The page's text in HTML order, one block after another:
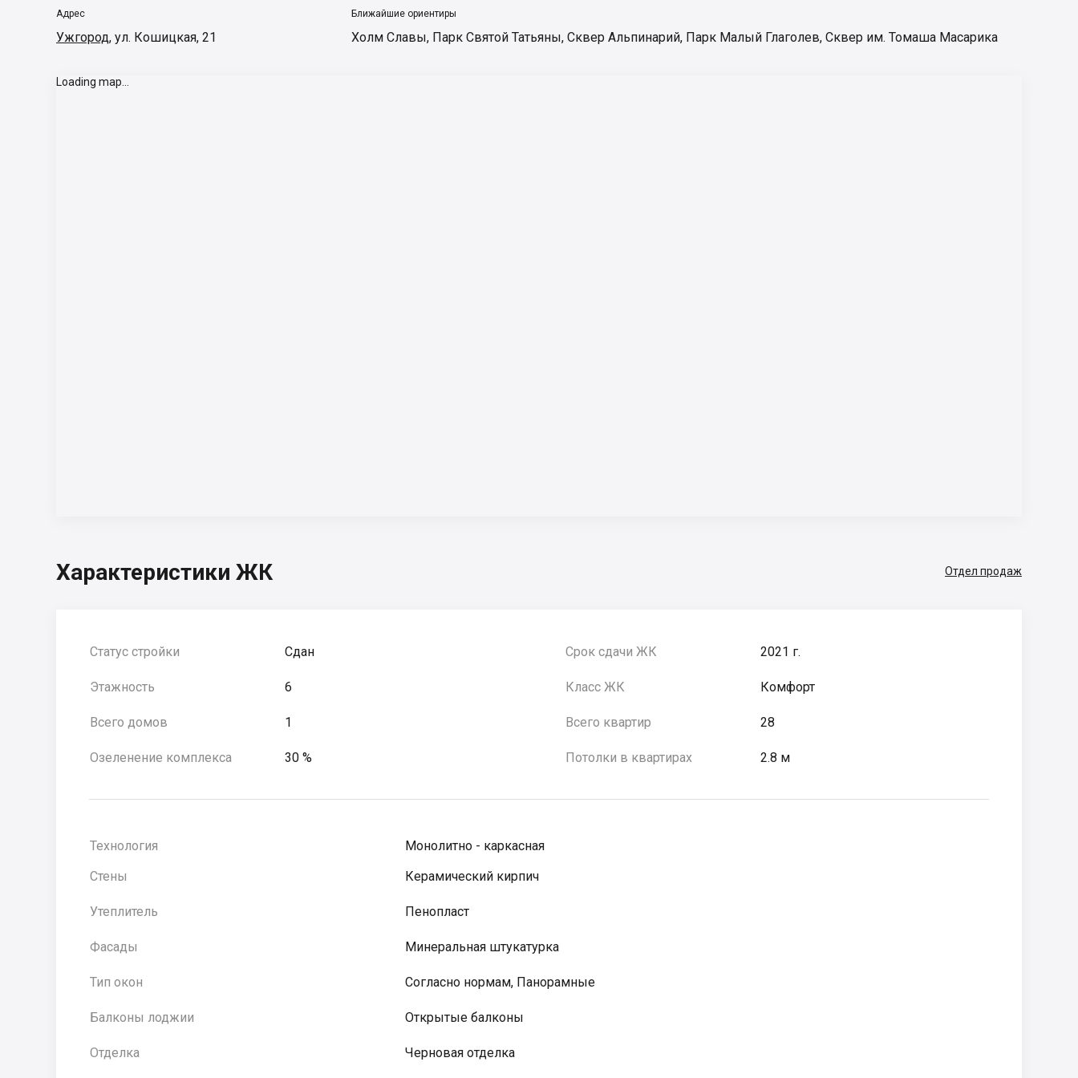
Адрес
Ужгород, ул. Кошицкая, 21
Ближайшие ориентиры
Холм Славы, Парк Святой Татьяны, Сквер Альпинарий, Парк Малый Глаголев, Сквер им. Томаша Масарика
Loading map...
Характеристики ЖК Отдел продаж
Статус стройки Сдан Срок сдачи ЖК 2021 г.
Этажность 6 Класс ЖК Комфорт
Всего домов 1 Всего квартир 28
Озеленение комплекса 30 % Потолки в квартирах 2.8 м
Технология
Монолитно - каркасная
Стены
Керамический кирпич
Утеплитель Пенопласт
Фасады Минеральная штукатурка
Тип окон Согласно нормам, Панорамные
Балконы лоджии Открытые балконы
Отделка Черновая отделка